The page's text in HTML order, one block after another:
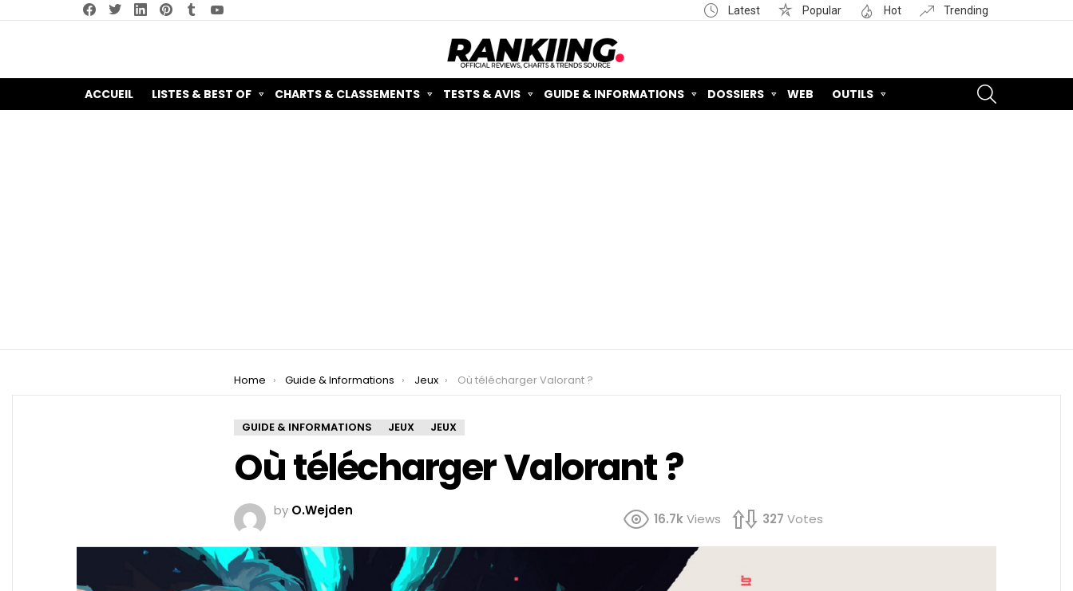
facebooktwitterlinkedin pinterest
Latest Popular Hot Trending
ACCUEIL LISTES & BEST OF CHARTS & CLASSEMENTS TESTS & AVIS GUIDE & INFORMATIONS DOSSIERS WEB OUTILS
You are here:
Home Guide & Informations Jeux Où télécharger Valorant ?
GUIDE & INFORMATIONS JEUX JEUX
Où télécharger Valorant ?
by O.Wejden
16.7kViews 327 Votes